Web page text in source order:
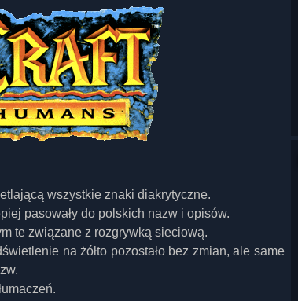
wszystkie znaki diakrytyczne.
pasowały do polskich nazw i opisów.
te związane z rozgrywką sieciową.
na żółto pozostało bez zmian, ale same